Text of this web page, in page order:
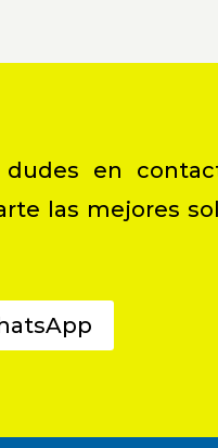
en
las mejores